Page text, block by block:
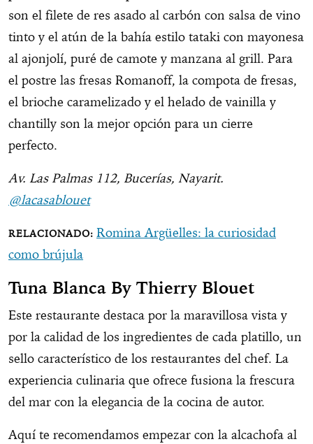
son el filete de res asado al carbón con salsa de vino
tinto y el atún de la bahía estilo tataki con mayonesa
al ajonjolí, puré de camote y manzana al grill. Para
el postre las fresas Romanoff, la compota de fresas,
el brioche caramelizado y el helado de vainilla y
chantilly son la mejor opción para un cierre
perfecto.
Av. Las Palmas 112, Bucerías, Nayarit.
@lacasablouet
Romina Argüelles: la curiosidad
como brújula
Tuna Blanca By Thierry Blouet
Este restaurante destaca por la maravillosa vista y
por la calidad de los ingredientes de cada platillo, un
sello característico de los restaurantes del chef. La
experiencia culinaria que ofrece fusiona la frescura
del mar con la elegancia de la cocina de autor.
Aquí te recomendamos empezar con la alcachofa al